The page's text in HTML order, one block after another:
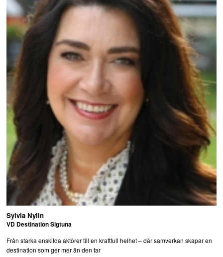
Sylvia Nylin
VD Destination Sigtuna
Från starka enskilda aktörer till en kraftfull helhet – där samverkan skapar en
destination som ger mer än den tar